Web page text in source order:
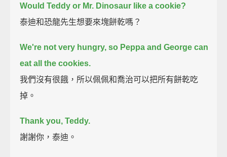
Would Teddy or Mr. Dinosaur like a cookie?
泰迪和恐龍先生想要來塊餅乾嗎？
We're not very hungry, so Peppa and George can
eat all the cookies.
我們沒有很餓，所以佩佩和喬治可以把所有餅乾吃
掉。
Thank you, Teddy.
謝謝你，泰迪。